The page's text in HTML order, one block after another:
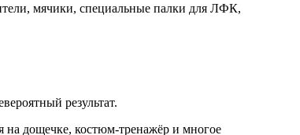
мячики, специальные палки для ЛФК,
результат.
на дощечке, костюм-тренажёр и многое